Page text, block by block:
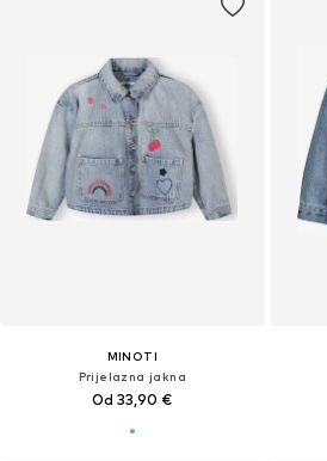
MINOTI
Prijelazna jakna
Od 33,90 €